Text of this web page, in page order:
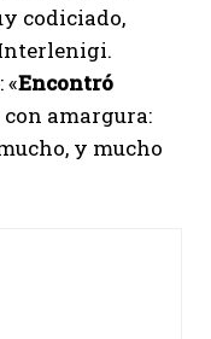
codiciado,
Encontró
con amargura:
y mucho